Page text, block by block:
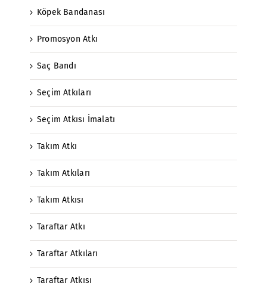
Köpek Bandanası
Promosyon Atkı
Saç Bandı
Seçim Atkıları
Seçim Atkısı İmalatı
Takım Atkı
Takım Atkıları
Takım Atkısı
Taraftar Atkı
Taraftar Atkıları
Taraftar Atkısı